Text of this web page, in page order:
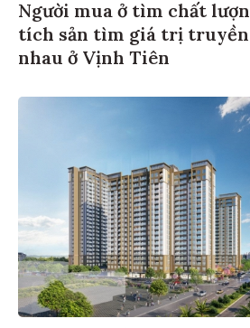
Người mua ở tìm chất
tích sản tìm giá trị truyền
nhau ở Vịnh Tiên